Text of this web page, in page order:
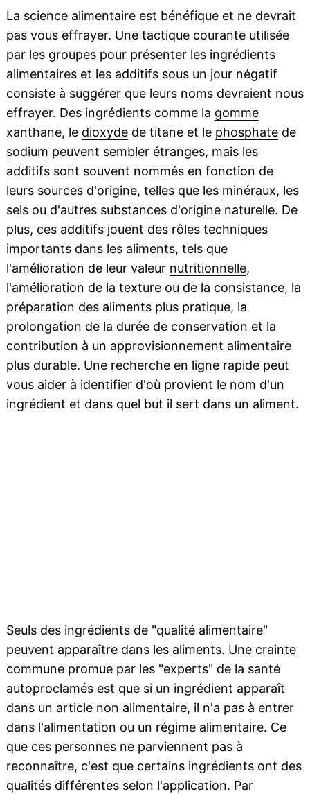
La science alimentaire est bénéfique et ne devrait
pas vous effrayer. Une tactique courante utilisée
par les groupes pour présenter les ingrédients
alimentaires et les additifs sous un jour négatif
consiste à suggérer que leurs noms devraient nous
effrayer. Des ingrédients comme la gomme
xanthane, le dioxydede titane et le phosphatede
sodium peuvent sembler étranges, mais les
additifs sont souvent nommés en fonction de
leurs sources d'origine, telles que les minéraux, les
sels ou d'autres substances d'origine naturelle. De
plus, ces additifs jouent des rôles techniques
importants dans les aliments, tels que
l'amélioration de leur valeur nutritionnelle,
l'amélioration de la texture ou de la consistance, la
préparation des aliments plus pratique, la
prolongation de la durée de conservation et la
contribution à un approvisionnement alimentaire
plus durable. Une recherche en ligne rapide peut
vous aider à identifier d'où provient le nom d'un
ingrédient et dans quel but il sert dans un aliment.
Seuls des ingrédients de "qualité alimentaire"
peuvent apparaître dans les aliments. Une crainte
commune promue par les "experts" de la santé
autoproclamés est que si un ingrédient apparaît
dans un article non alimentaire, il n'a pas à entrer
dans l'alimentation ou un régime alimentaire. Ce
que ces personnes ne parviennent pas à
reconnaître, c'est que certains ingrédients ont des
qualités différentes selon l'application. Par